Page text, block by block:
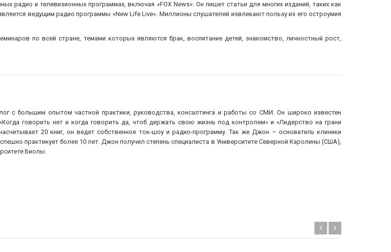
радио и телевизионных программах, включая «FOX News». Он пишет статьи для многих изданий, таких как
ведущим радио программы «New Life Live». Миллионы слушателей извлекают пользу из его остроумия
по всей стране, темами которых являются брак, воспитание детей, знакомство, личностный рост,
с большим опытом частной практики, руководства, консалтинга и работы со СМИ. Он широко известен
говорить нет и когда говорить да, чтоб держать свою жизнь под контролем» и «Лидерство на грани
20 книг, он ведет собственное ток-шоу и радио-программу. Так же Джон – основатель клиники
практикует более 10 лет. Джон получил степень специалиста в Университете Северной Каролины (США),
Биолы.